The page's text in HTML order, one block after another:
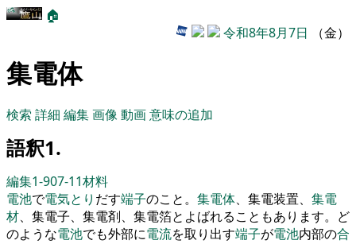
🏠
令和8年8月7日 （金）
集電体
検索 詳細 編集画像動画意味の追加
語釈1.
編集1-907-11材料
電池で電気とり だす端子のこと。 集電体、 集電装置、 集電
材、 集電子、 集電剤、 集電箔とよばれることもあります。 ど
のような電池でも外部に電流を取り出す端子が電池内部の合